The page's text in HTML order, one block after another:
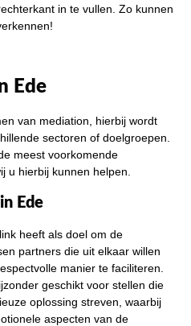
in te vullen. Zo kunnen
Ede
van mediation, hierbij wordt
sectoren of doelgroepen.
meest voorkomende
u hierbij kunnen helpen.
Ede
heeft als doel om de
partners die uit elkaar willen
manier te faciliteren.
geschikt voor stellen die
oplossing streven, waarbij
aspecten van de